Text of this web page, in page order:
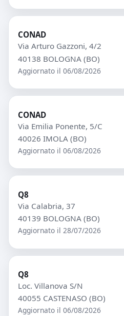
CONAD
Via Arturo Gazzoni, 4/2
40138 BOLOGNA (BO)
Aggiornato il 06/08/2026
CONAD
Via Emilia Ponente, 5/C
40026 IMOLA (BO)
Aggiornato il 06/08/2026
Q8
Via Calabria, 37
40139 BOLOGNA (BO)
Aggiornato il 28/07/2026
Q8
Loc. Villanova S/N
40055 CASTENASO (BO)
Aggiornato il 06/08/2026